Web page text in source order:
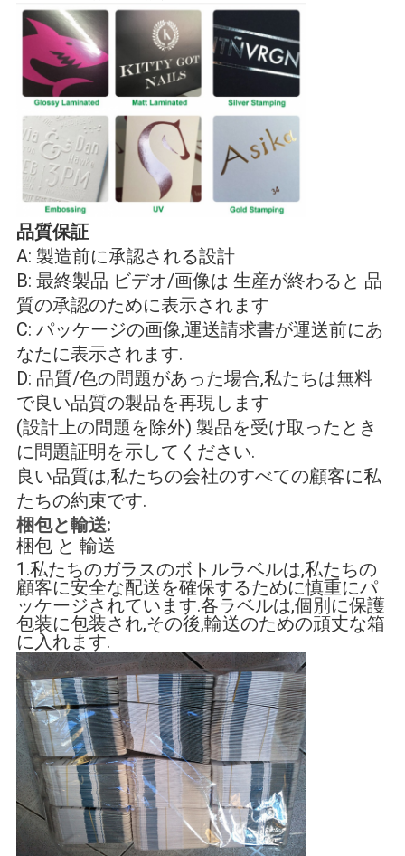
品質保証
A: 製造前に承認される設計
B: 最終製品 ビデオ/画像は 生産が終わると 品
質の承認のために表示されます
C: パッケージの画像,運送請求書が運送前にあ
なたに表示されます.
D: 品質/色の問題があった場合,私たちは無料
で良い品質の製品を再現します
(設計上の問題を除外) 製品を受け取ったとき
に問題証明を示してください.
良い品質は,私たちの会社のすべての顧客に私
たちの約束です.
梱包と輸送:
梱包 と 輸送
1.私たちのガラスのボトルラベルは,私たちの
顧客に安全な配送を確保するために慎重にパ
ッケージされています.各ラベルは,個別に保護
包装に包装され,その後,輸送のための頑丈な箱
に入れます.